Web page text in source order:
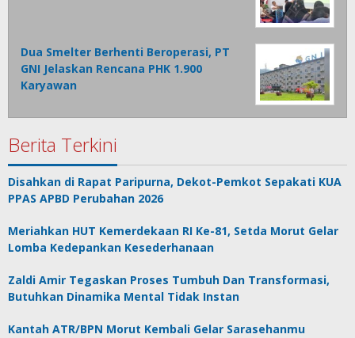
Dua Smelter Berhenti Beroperasi, PT
GNI Jelaskan Rencana PHK 1.900
Karyawan
Berita Terkini
Disahkan di Rapat Paripurna, Dekot-Pemkot Sepakati KUA
PPAS APBD Perubahan 2026
Meriahkan HUT Kemerdekaan RI Ke-81, Setda Morut Gelar
Lomba Kedepankan Kesederhanaan
Zaldi Amir Tegaskan Proses Tumbuh Dan Transformasi,
Butuhkan Dinamika Mental Tidak Instan
Kantah ATR/BPN Morut Kembali Gelar Sarasehanmu